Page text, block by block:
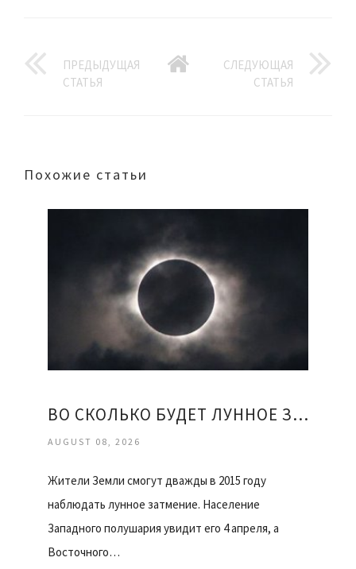
ПРЕДЫДУЩАЯ
СТАТЬЯ
СЛЕДУЮЩАЯ
СТАТЬЯ
Похожие статьи
ВО СКОЛЬКО БУДЕТ ЛУННОЕ ЗАТМЕНИЕ
AUGUST 08, 2026
Жители Земли смогут дважды в 2015 году
наблюдать лунное затмение. Население
Западного полушария увидит его 4 апреля, а
Восточного…